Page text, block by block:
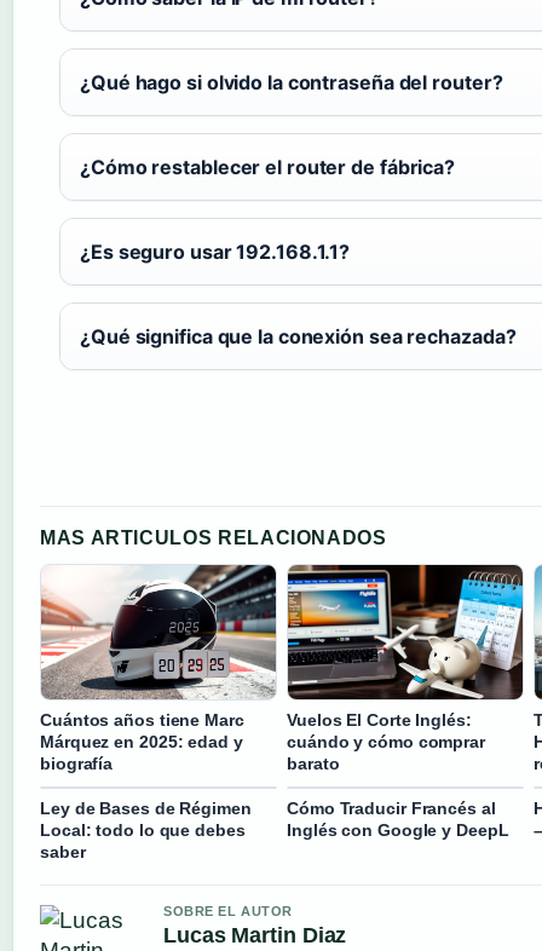
¿Qué hago si olvido la contraseña del router?
¿Cómo restablecer el router de fábrica?
¿Es seguro usar 192.168.1.1?
¿Qué significa que la conexión sea rechazada?
MAS ARTICULOS RELACIONADOS
Cuántos años tiene Marc
Márquez en 2025: edad y
biografía
Vuelos El Corte Inglés:
cuándo y cómo comprar
barato
Ley de Bases de Régimen
Local: todo lo que debes
saber
Cómo Traducir Francés al
Inglés con Google y DeepL
SOBRE EL AUTOR
Lucas Martin Diaz